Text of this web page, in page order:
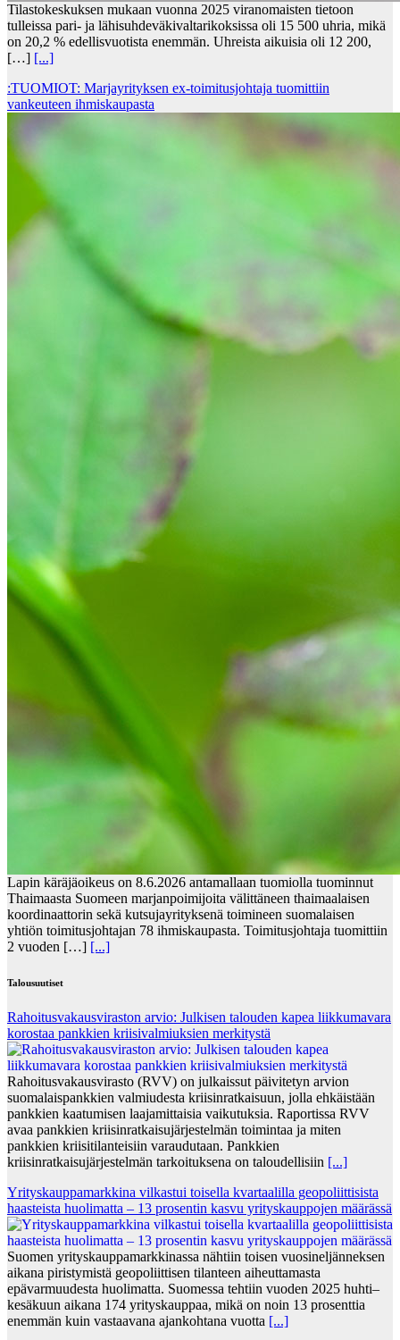
Tilastokeskuksen mukaan vuonna 2025 viranomaisten tietoon
tulleissa pari- ja lähisuhdeväkivaltarikoksissa oli 15 500 uhria, mikä
on 20,2 % edellisvuotista enemmän. Uhreista aikuisia oli 12 200,
[…] [...]
:TUOMIOT: Marjayrityksen ex-toimitusjohtaja tuomittiin
vankeuteen ihmiskaupasta
Lapin käräjäoikeus on 8.6.2026 antamallaan tuomiolla tuominnut
Thaimaasta Suomeen marjanpoimijoita välittäneen thaimaalaisen
koordinaattorin sekä kutsujayrityksenä toimineen suomalaisen
yhtiön toimitusjohtajan 78 ihmiskaupasta. Toimitusjohtaja tuomittiin
2 vuoden […] [...]
Talousuutiset
Rahoitusvakausviraston arvio: Julkisen talouden kapea liikkumavara
korostaa pankkien kriisivalmiuksien merkitystä
Rahoitusvakausvirasto (RVV) on julkaissut päivitetyn arvion
suomalaispankkien valmiudesta kriisinratkaisuun, jolla ehkäistään
pankkien kaatumisen laajamittaisia vaikutuksia. Raportissa RVV
avaa pankkien kriisinratkaisujärjestelmän toimintaa ja miten
pankkien kriisitilanteisiin varaudutaan. Pankkien
kriisinratkaisujärjestelmän tarkoituksena on taloudellisiin [...]
Yrityskauppamarkkina vilkastui toisella kvartaalilla geopoliittisista
haasteista huolimatta – 13 prosentin kasvu yrityskauppojen määrässä
Suomen yrityskauppamarkkinassa nähtiin toisen vuosineljänneksen
aikana piristymistä geopoliittisen tilanteen aiheuttamasta
epävarmuudesta huolimatta. Suomessa tehtiin vuoden 2025 huhti–
kesäkuun aikana 174 yrityskauppaa, mikä on noin 13 prosenttia
enemmän kuin vastaavana ajankohtana vuotta [...]